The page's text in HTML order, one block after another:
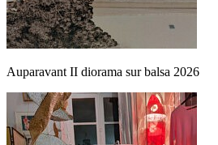
Auparavant II diorama sur balsa 2026